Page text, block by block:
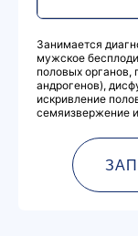
Занимается
мужское
половых органов,
андрогенов),
искривление
семяизвержение